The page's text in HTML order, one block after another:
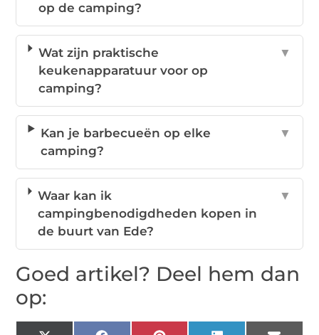
op de camping?
Wat zijn praktische
keukenapparatuur voor op
camping?
▼
Kan je barbecueën op elke
camping?
▼
Waar kan ik
campingbenodigdheden kopen in
de buurt van Ede?
▼
Goed artikel? Deel hem dan
op: